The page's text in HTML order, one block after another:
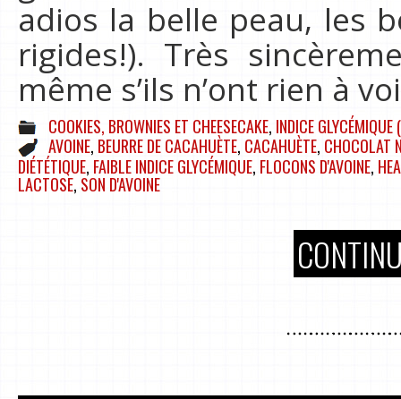
adios la belle peau, les
rigides!). Très
même s’ils n’ont rien à
COOKIES, BROWNIES ET CHEESECAKE, INDICE
AVOINE, BEURRE DE CACAHUÈTE, CACAHUÈTE, CHOCOLAT
DIÉTÉTIQUE, FAIBLE INDICE GLYCÉMIQUE, FLOCONS D'AVOINE,
LACTOSE, SON D'AVOINE